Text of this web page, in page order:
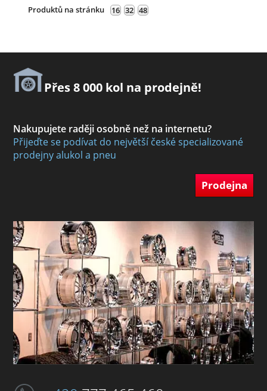
Produktů na stránku 16 32 48
Přes 8 000 kol na prodejně!
Nakupujete raději osobně než na internetu?
Přijeďte se podívat do největší české specializované
prodejny alukol a pneu
Prodejna